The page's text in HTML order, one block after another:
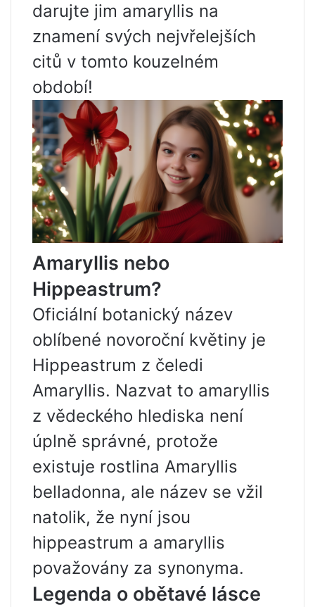
darujte jim amaryllis na
znamení svých nejvřelejších
citů v tomto kouzelném
období!
Amaryllis nebo
Hippeastrum?
Oficiální botanický název
oblíbené novoroční květiny je
Hippeastrum z čeledi
Amaryllis. Nazvat to amaryllis
z vědeckého hlediska není
úplně správné, protože
existuje rostlina Amaryllis
belladonna, ale název se vžil
natolik, že nyní jsou
hippeastrum a amaryllis
považovány za synonyma.
Legenda o obětavé lásce